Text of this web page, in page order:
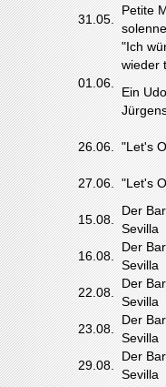
31.05.
Petite
01.06.
"Ich
wieder
Ein
26.06. "Let's
27.06.
"Let's
15.08.
Der
Sevilla
16.08.
Der
Sevilla
22.08.
Der
Sevilla
23.08.
Der
Sevilla
29.08.
Der
Sevilla